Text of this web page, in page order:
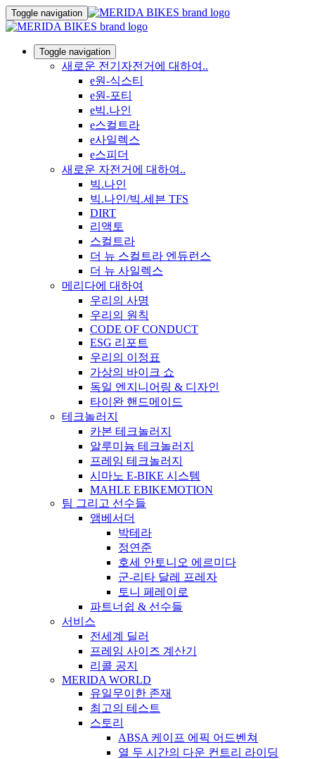
Toggle navigation
Toggle navigation
새로운 전기자전거에 대하여..
e원-식스티
e원-포티
e빅.나인
e스컬트라
e사일렉스
e스피더
새로운 자전거에 대하여..
빅.나인
빅.나인/빅.세븐 TFS
DIRT
리액토
스컬트라
더 뉴 스컬트라 엔듀런스
더 뉴 사일렉스
메리다에 대하여
우리의 사명
우리의 원칙
CODE OF CONDUCT
ESG 리포트
우리의 이정표
가상의 바이크 쇼
독일 엔지니어링 & 디자인
타이완 핸드메이드
테크놀러지
카본 테크놀러지
알루미늄 테크놀러지
프레임 테크놀러지
시마노 E-BIKE 시스템
MAHLE EBIKEMOTION
팀 그리고 선수들
앰베서더
박테라
정연준
호세 안토니오 에르미다
군-리타 달레 프레자
토니 페레이로
파트너쉽 & 선수들
서비스
전세계 딜러
프레임 사이즈 계산기
리콜 공지
MERIDA WORLD
유일무이한 존재
최고의 테스트
스토리
ABSA 케이프 에픽 어드벤쳐
열 두 시간의 다운 컨트리 라이딩